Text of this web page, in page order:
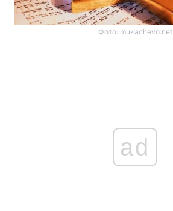
Фото: mukachevo.net
ad